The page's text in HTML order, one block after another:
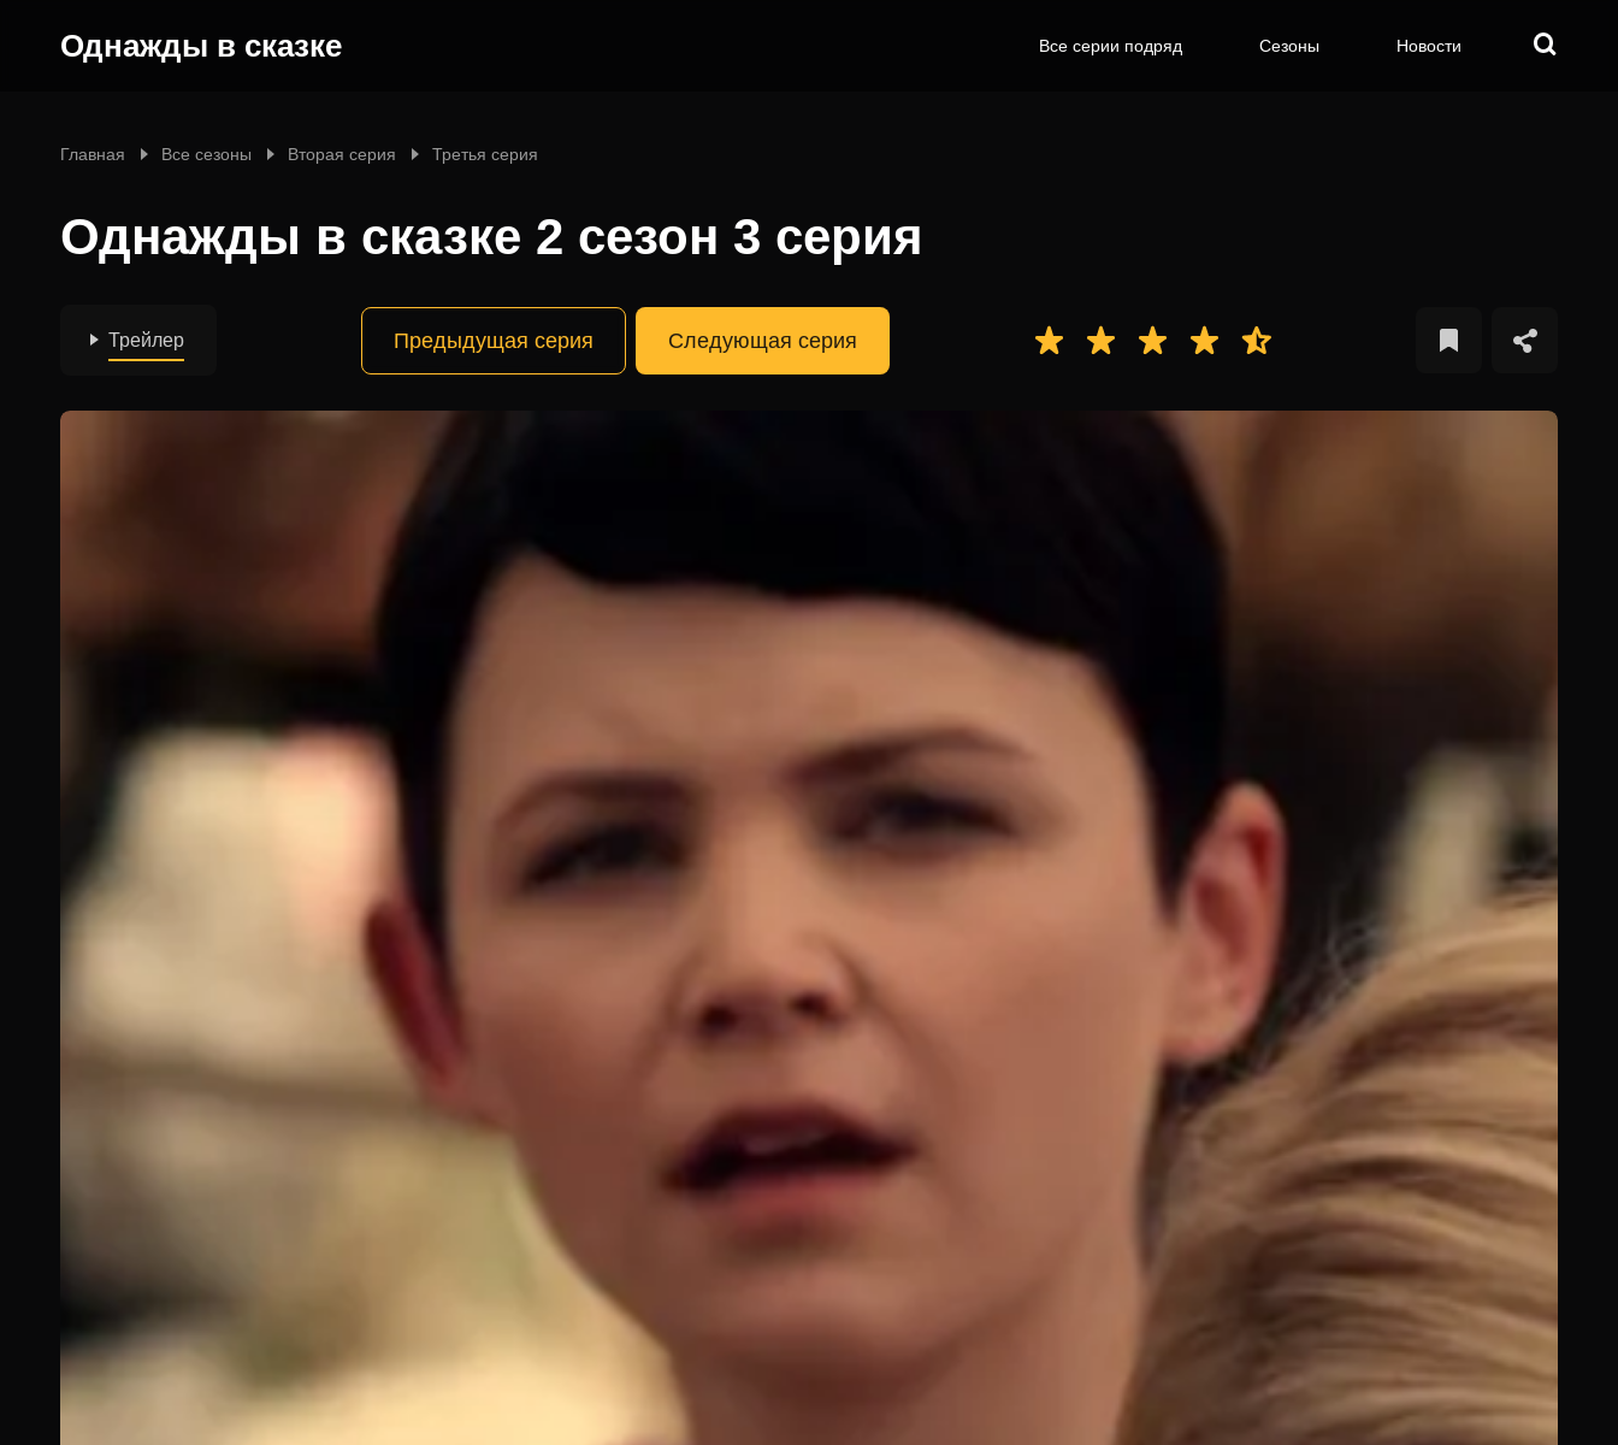
Однажды в сказке Все серии подряд Сезоны Новости
Главная Все сезоны Вторая серия Третья серия
Однажды в сказке 2 сезон 3 серия
Трейлер Предыдущая серия Следующая серия